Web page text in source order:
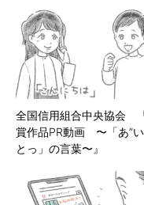
全国信用組合中央協会
賞作品PR動画 〜「あ”い
とっ」の言葉〜』